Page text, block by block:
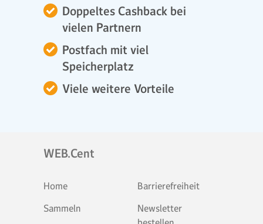
Doppeltes Cashback bei
vielen Partnern
Postfach mit viel
Speicherplatz
Viele weitere Vorteile
WEB.Cent
Home
Sammeln
Barrierefreiheit
Newsletter